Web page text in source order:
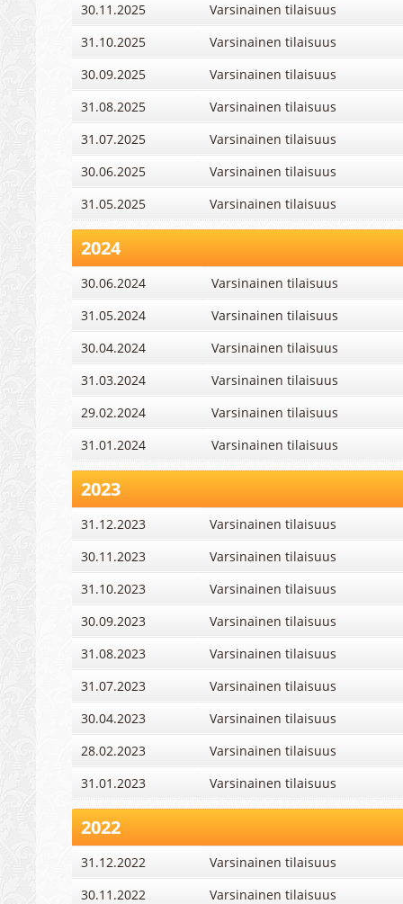
30.11.2025
Varsinainen tilaisuus
31.10.2025
Varsinainen tilaisuus
30.09.2025
Varsinainen tilaisuus
31.08.2025
Varsinainen tilaisuus
31.07.2025
Varsinainen tilaisuus
30.06.2025
Varsinainen tilaisuus
31.05.2025
Varsinainen tilaisuus
2024
30.06.2024
Varsinainen tilaisuus
31.05.2024
Varsinainen tilaisuus
30.04.2024
Varsinainen tilaisuus
31.03.2024
Varsinainen tilaisuus
29.02.2024
Varsinainen tilaisuus
31.01.2024
Varsinainen tilaisuus
2023
31.12.2023
Varsinainen tilaisuus
30.11.2023
Varsinainen tilaisuus
31.10.2023
Varsinainen tilaisuus
30.09.2023
Varsinainen tilaisuus
31.08.2023
Varsinainen tilaisuus
31.07.2023
Varsinainen tilaisuus
30.04.2023
Varsinainen tilaisuus
28.02.2023
Varsinainen tilaisuus
31.01.2023
Varsinainen tilaisuus
2022
31.12.2022
Varsinainen tilaisuus
30.11.2022
Varsinainen tilaisuus